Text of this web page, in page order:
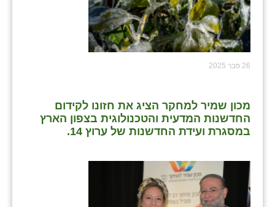
26 פבר 2025
מכון שמיר למחקר הציג את חזונו לקידום
החדשנות המדעית והטכנולוגית בצפון הארץ
במסגרת ועידת החדשנות של ערוץ 14.